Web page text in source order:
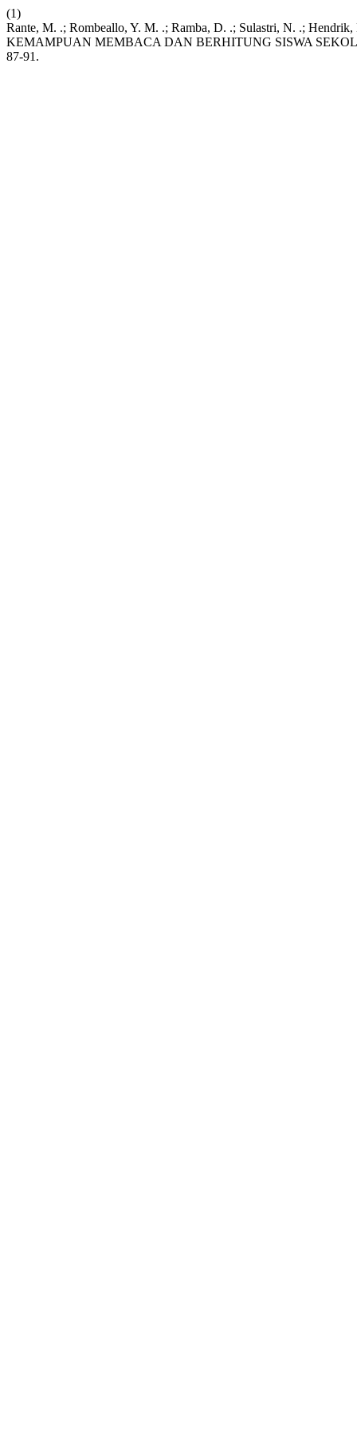
(1)
Rante, M. .; Rombeallo, Y. M. .; Ramba, D. .; Sulastri, N. .;
KEMAMPUAN MEMBACA DAN BERHITUNG SISWA
87-91.